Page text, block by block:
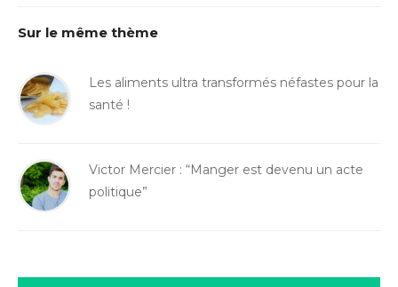
Sur le même thème
Les aliments ultra transformés néfastes pour la
santé !
Victor Mercier : “Manger est devenu un acte
politique”